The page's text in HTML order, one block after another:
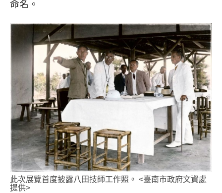
命名。
此次展覽首度披露八田技師工作照。 <臺南市政府文資處
提供>